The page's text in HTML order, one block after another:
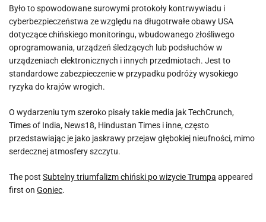
Było to spowodowane surowymi protokoły kontrwywiadu i
cyberbezpieczeństwa ze względu na długotrwałe obawy USA
dotyczące chińskiego monitoringu, wbudowanego złośliwego
oprogramowania, urządzeń śledzących lub podsłuchów w
urządzeniach elektronicznych i innych przedmiotach. Jest to
standardowe zabezpieczenie w przypadku podróży wysokiego
ryzyka do krajów wrogich.
O wydarzeniu tym szeroko pisały takie media jak TechCrunch,
Times of India, News18, Hindustan Times i inne, często
przedstawiając je jako jaskrawy przejaw głębokiej nieufności, mimo
serdecznej atmosfery szczytu.
The post Subtelny triumfalizm chiński po wizycie Trumpa appeared
first on Goniec.